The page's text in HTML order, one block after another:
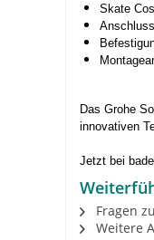
Skate
Das Grohe
innovativen
Jetzt bei
Fragen
Weitere